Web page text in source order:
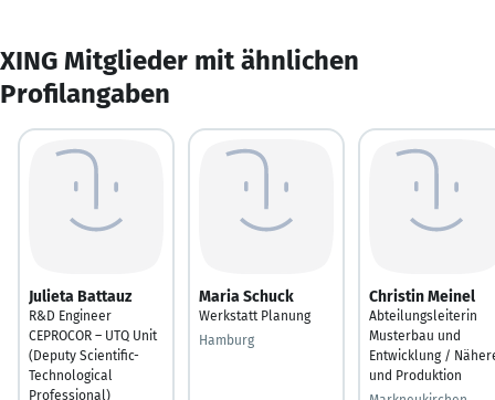
XING Mitglieder mit ähnlichen
Profilangaben
Julieta Battauz
R&D Engineer
CEPROCOR – UTQ Unit
(Deputy Scientific-
Technological
Professional)
Maria Schuck
Werkstatt Planung
Hamburg
Christin Meinel
Abteilungsleiterin
Musterbau und
Entwicklung /
und Produktion